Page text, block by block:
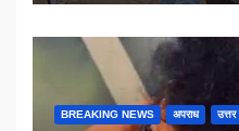
BREAKING NEWS अपराध